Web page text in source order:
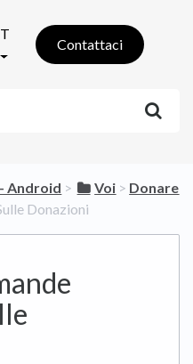
Contattaci
Android ​ > ​ ​Voi ​ > ​ ​Donare
Donazioni